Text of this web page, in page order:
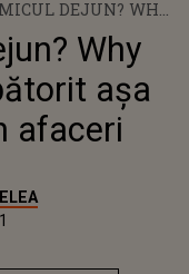
DEJUN? WHY
A SĂRBĂTORIT
ÎN
Why
așa
afaceri